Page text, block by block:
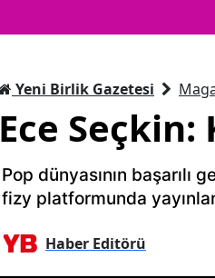
Yeni Birlik Gazetesi
Ece
Pop dünyasının başarılı
fizy platformunda
Haber Editörü